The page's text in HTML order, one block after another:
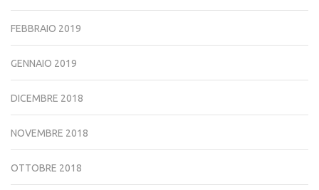
FEBBRAIO 2019
GENNAIO 2019
DICEMBRE 2018
NOVEMBRE 2018
OTTOBRE 2018